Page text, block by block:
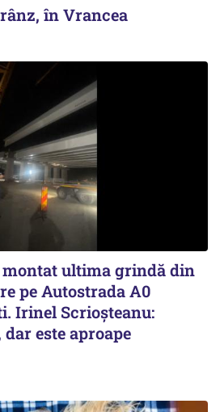
în Vrancea
montat ultima grindă din
pe Autostrada A0
Irinel Scrioșteanu:
este aproape